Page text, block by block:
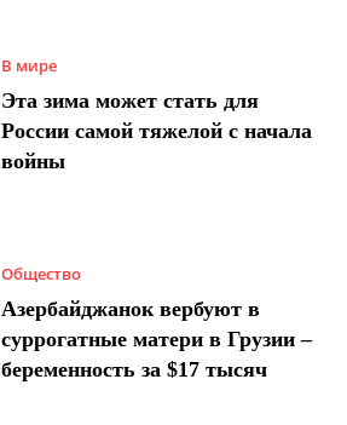
В мире
Эта зима может стать для
России самой тяжелой с начала
войны
Общество
Азербайджанок вербуют в
суррогатные матери в Грузии –
беременность за $17 тысяч